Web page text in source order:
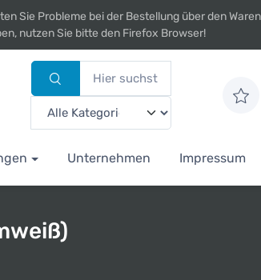
Sie Probleme bei der Bestellung über den
nutzen Sie bitte den Firefox Browser!
Unternehmen Impressum